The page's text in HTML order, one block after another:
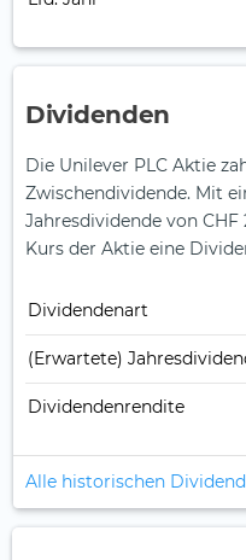
Dividenden
Die Unilever PLC Aktie
Zwischendividende. Mit
Jahresdividende von
Kurs der Aktie eine
Dividendenart
(Erwartete)
Dividendenrendite
Alle historischen